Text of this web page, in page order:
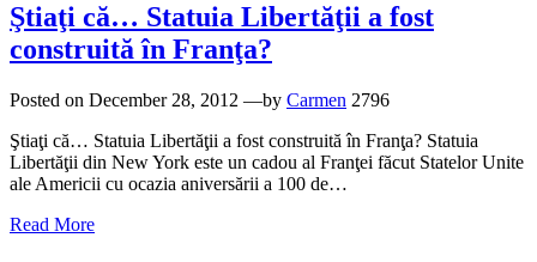
Ştiaţi că… Statuia Libertăţii a fost
construită în Franţa?
Posted on December 28, 2012 —by Carmen 2796
Ştiaţi că… Statuia Libertăţii a fost construită în Franţa? Statuia
Libertăţii din New York este un cadou al Franţei făcut Statelor Unite
ale Americii cu ocazia aniversării a 100 de…
Read More